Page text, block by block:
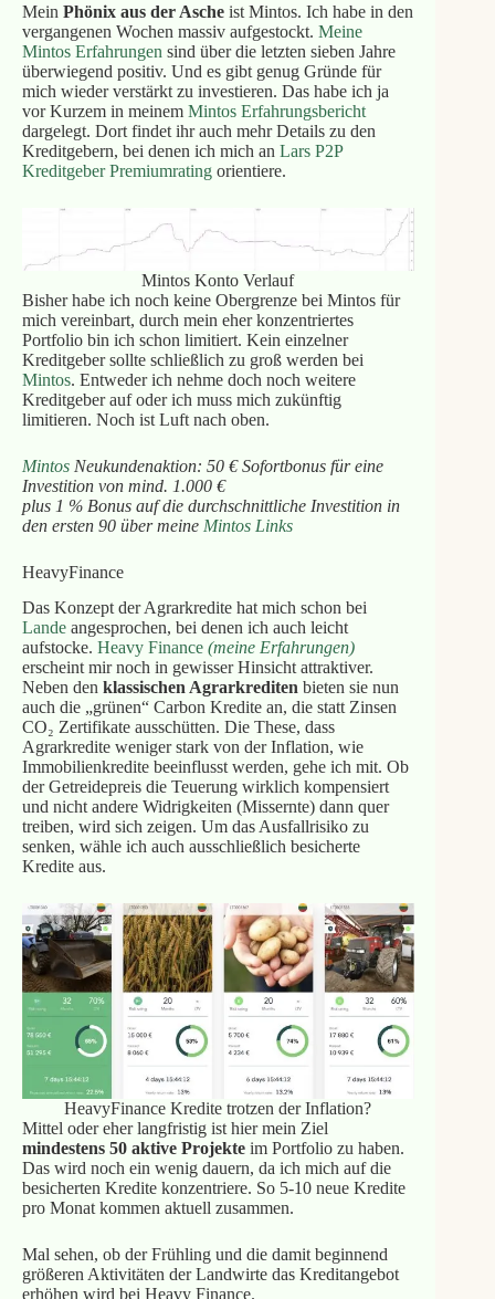
Mein Phönix aus der Asche ist Mintos. Ich habe in den
vergangenen Wochen massiv aufgestockt. Meine
Mintos Erfahrungen sind über die letzten sieben Jahre
überwiegend positiv. Und es gibt genug Gründe für
mich wieder verstärkt zu investieren. Das habe ich ja
vor Kurzem in meinem Mintos Erfahrungsbericht
dargelegt. Dort findet ihr auch mehr Details zu den
Kreditgebern, bei denen ich mich an Lars P2P
Kreditgeber Premiumratingorientiere.
Mintos Konto Verlauf
Bisher habe ich noch keine Obergrenze bei Mintos für
mich vereinbart, durch mein eher konzentriertes
Portfolio bin ich schon limitiert. Kein einzelner
Kreditgeber sollte schließlich zu groß werden bei
Mintos. Entweder ich nehme doch noch weitere
Kreditgeber auf oder ich muss mich zukünftig
limitieren. Noch ist Luft nach oben.
MintosNeukundenaktion: 50 € Sofortbonus für eine
Investition von mind. 1.000 €
plus 1 % Bonus auf die durchschnittliche Investition in
den ersten 90 über meine Mintos Links
HeavyFinance
Das Konzept der Agrarkredite hat mich schon bei
Landeangesprochen, bei denen ich auch leicht
aufstocke. Heavy Finance(meine Erfahrungen)
erscheint mir noch in gewisser Hinsicht attraktiver.
Neben den klassischen Agrarkrediten bieten sie nun
auch die „grünen“ Carbon Kredite an, die statt Zinsen
CO₂ Zertifikate ausschütten. Die These, dass
Agrarkredite weniger stark von der Inflation, wie
Immobilienkredite beeinflusst werden, gehe ich mit. Ob
der Getreidepreis die Teuerung wirklich kompensiert
und nicht andere Widrigkeiten (Missernte) dann quer
treiben, wird sich zeigen. Um das Ausfallrisiko zu
senken, wähle ich auch ausschließlich besicherte
Kredite aus.
HeavyFinance Kredite trotzen der Inflation?
Mittel oder eher langfristig ist hier mein Ziel
mindestens 50 aktive Projekteim Portfolio zu haben.
Das wird noch ein wenig dauern, da ich mich auf die
besicherten Kredite konzentriere. So 5-10 neue Kredite
pro Monat kommen aktuell zusammen.
Mal sehen, ob der Frühling und die damit beginnend
größeren Aktivitäten der Landwirte das Kreditangebot
erhöhen wird bei Heavy Finance.